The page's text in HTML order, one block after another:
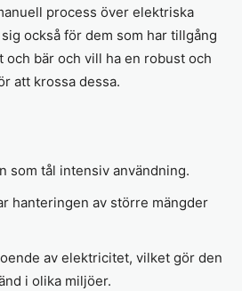
process över elektriska
också för dem som har tillgång
bär och vill ha en robust och
att krossa dessa.
som tål intensiv användning.
hanteringen av större mängder
av elektricitet, vilket gör den
i olika miljöer.